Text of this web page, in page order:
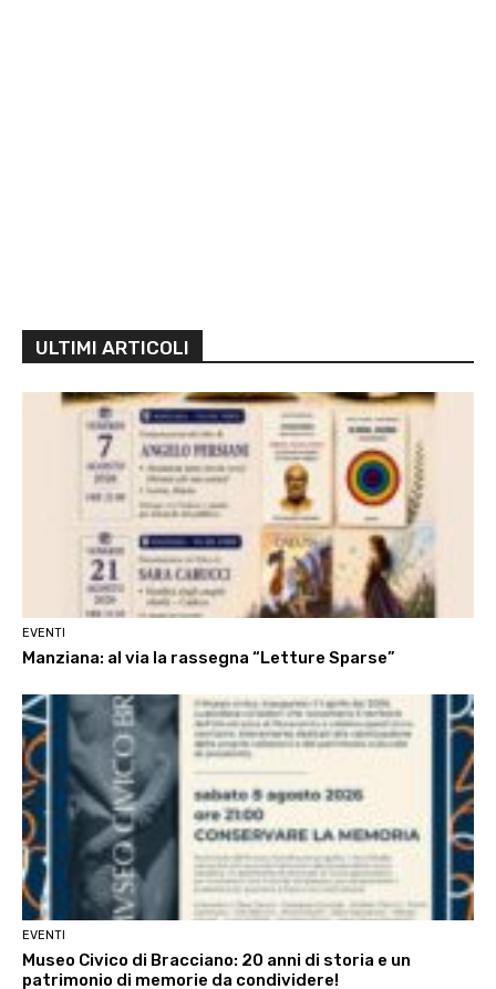
ULTIMI ARTICOLI
EVENTI
Manziana: al via la rassegna “Letture Sparse”
EVENTI
Museo Civico di Bracciano: 20 anni di storia e un
patrimonio di memorie da condividere!